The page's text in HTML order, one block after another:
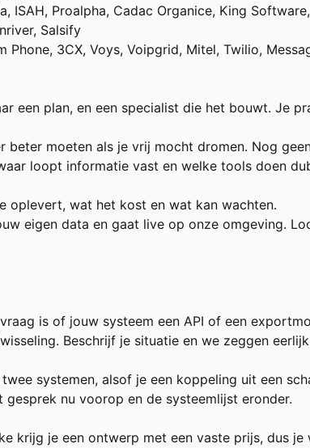
ISAH, Proalpha, Cadac Organice, King
Salsify
3CX, Voys, Voipgrid, Mitel, Twilio,
een plan, en een specialist die het bouwt. Je
moeten als je vrij mocht dromen. Nog
loopt informatie vast en welke tools doen
oplevert, wat het kost en wat kan wachten.
eigen data en gaat live op onze omgeving.
is of jouw systeem een API of een
Beschrijf je situatie en we zeggen
systemen, alsof je een koppeling uit een
nu voorop en de systeemlijst eronder.
krijg je een ontwerp met een vaste prijs, dus